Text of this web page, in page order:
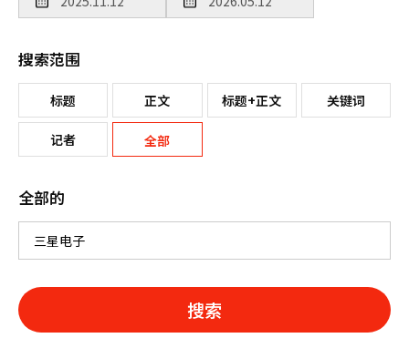
搜索范围
标题 正文 标题+正文 关键词
记者 全部
全部的
搜索